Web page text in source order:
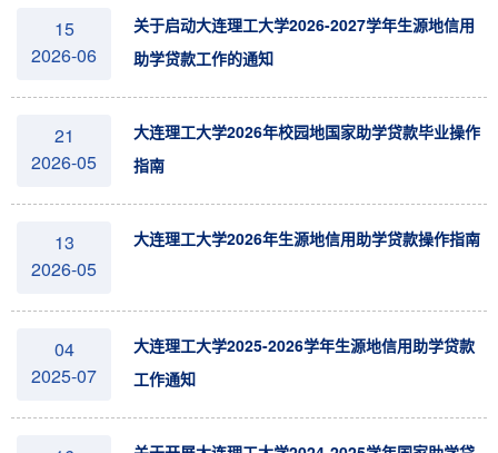
15
2026-06
关于启动大连理工大学2026-2027学年生源地信用
助学贷款工作的通知
21
2026-05
大连理工大学2026年校园地国家助学贷款毕业操作
指南
13
2026-05
大连理工大学2026年生源地信用助学贷款操作指南
04
2025-07
大连理工大学2025-2026学年生源地信用助学贷款
工作通知